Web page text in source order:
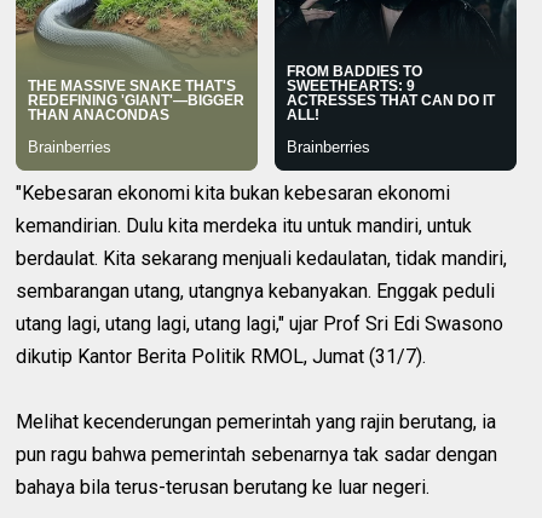
"Kebesaran ekonomi kita bukan kebesaran ekonomi
kemandirian. Dulu kita merdeka itu untuk mandiri, untuk
berdaulat. Kita sekarang menjuali kedaulatan, tidak mandiri,
sembarangan utang, utangnya kebanyakan. Enggak peduli
utang lagi, utang lagi, utang lagi," ujar Prof Sri Edi Swasono
dikutip Kantor Berita Politik RMOL, Jumat (31/7).
Melihat kecenderungan pemerintah yang rajin berutang, ia
pun ragu bahwa pemerintah sebenarnya tak sadar dengan
bahaya bila terus-terusan berutang ke luar negeri.